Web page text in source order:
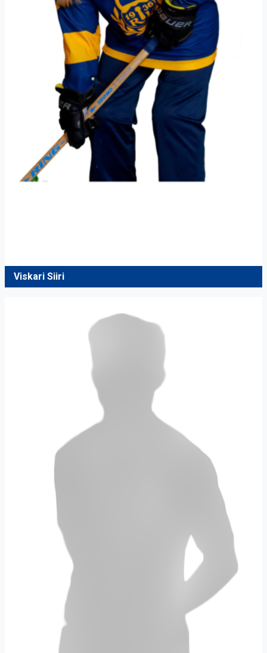
Viskari Siiri